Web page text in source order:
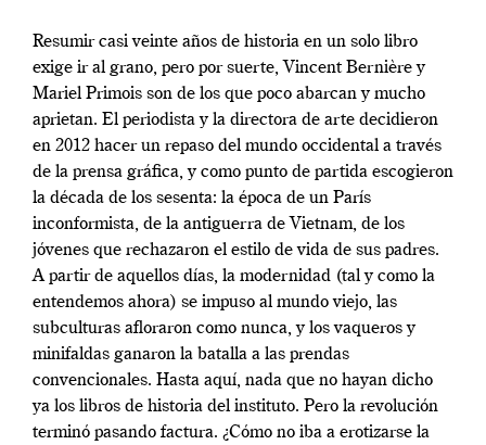
Resumir casi veinte años de historia en un solo libro
exige ir al grano, pero por suerte, Vincent Bernière y
Mariel Primois son de los que poco abarcan y mucho
aprietan. El periodista y la directora de arte decidieron
en 2012 hacer un repaso del mundo occidental a través
de la prensa gráfica, y como punto de partida escogieron
la década de los sesenta: la época de un París
inconformista, de la antiguerra de Vietnam, de los
jóvenes que rechazaron el estilo de vida de sus padres.
A partir de aquellos días, la modernidad (tal y como la
entendemos ahora) se impuso al mundo viejo, las
subculturas afloraron como nunca, y los vaqueros y
minifaldas ganaron la batalla a las prendas
convencionales. Hasta aquí, nada que no hayan dicho
ya los libros de historia del instituto. Pero la revolución
terminó pasando factura. ¿Cómo no iba a erotizarse la